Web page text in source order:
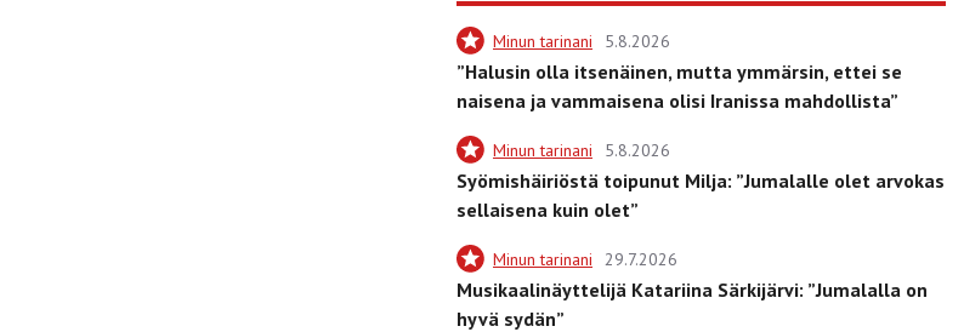
Minun tarinani 5.8.2026
”Halusin olla itsenäinen, mutta ymmärsin, ettei se
naisena ja vammaisena olisi Iranissa mahdollista”
Minun tarinani 5.8.2026
Syömishäiriöstä toipunut Milja: ”Jumalalle olet arvokas
sellaisena kuin olet”
Minun tarinani 29.7.2026
Musikaalinäyttelijä Katariina Särkijärvi: ”Jumalalla on
hyvä sydän”